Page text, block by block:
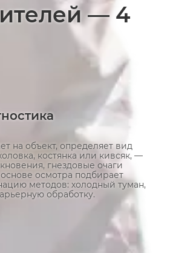
— 4
на объект, определяет вид
костянка или кивсяк, —
гнездовые очаги
осмотра подбирает
методов: холодный туман,
обработку.